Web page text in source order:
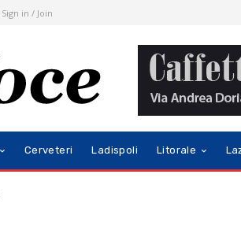
Sign in / Join
Cerveteri Ladispoli Litorale